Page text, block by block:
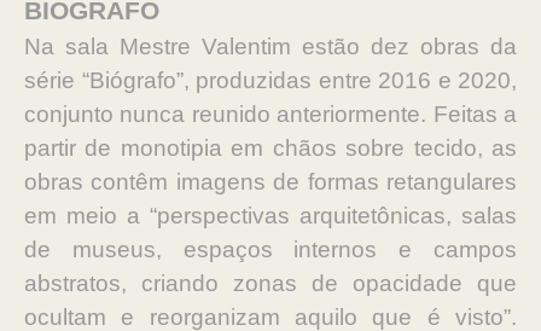
BIÓGRAFO
Na sala Mestre Valentim estão dez obras da
série “Biógrafo”, produzidas entre 2016 e 2020,
conjunto nunca reunido anteriormente. Feitas a
partir de monotipia em chãos sobre tecido, as
obras contêm imagens de formas retangulares
em meio a “perspectivas arquitetônicas, salas
de museus, espaços internos e campos
abstratos, criando zonas de opacidade que
ocultam e reorganizam aquilo que é visto”.